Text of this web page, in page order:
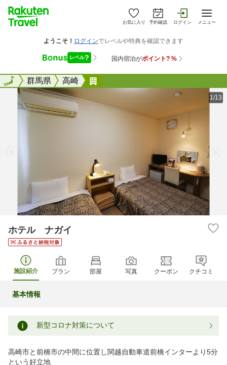
お気に入り 予約確認 ログイン メニュー
全国群馬県 高崎
全国
1/13
ホテル ナガイ
施設紹介 プラン 部屋 写真 クーポン クチコミ
基本情報
新型コロナ対策について
高崎市と前橋市の中間に位置し関越自動車道前橋インターより5分
という好立地